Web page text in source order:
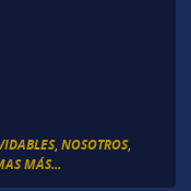
, NOSOTROS,
MÁS...